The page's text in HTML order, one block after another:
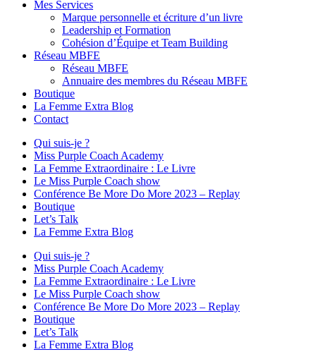
Mes Services
Marque personnelle et écriture d’un livre
Leadership et Formation
Cohésion d’Équipe et Team Building
Réseau MBFE
Réseau MBFE
Annuaire des membres du Réseau MBFE
Boutique
La Femme Extra Blog
Contact
Qui suis-je ?
Miss Purple Coach Academy
La Femme Extraordinaire : Le Livre
Le Miss Purple Coach show
Conférence Be More Do More 2023 – Replay
Boutique
Let’s Talk
La Femme Extra Blog
Qui suis-je ?
Miss Purple Coach Academy
La Femme Extraordinaire : Le Livre
Le Miss Purple Coach show
Conférence Be More Do More 2023 – Replay
Boutique
Let’s Talk
La Femme Extra Blog